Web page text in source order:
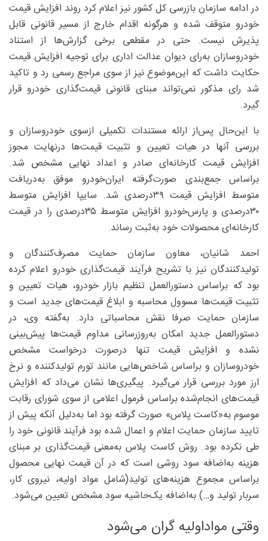
در ادامه سازمان بازرسی کل کشور نیز اعلام کرد روند افزایش قیمت
خودرو متوقف شده و هرگونه اقدام خارج از مسیر قانونی قابل
پذیرش نیست. حتی در مقطعی برخی گزارش‌ها از استناد
خودروسازان به‌رای دیوان عدالت اداری برای توجیه افزایش قیمت
حکایت داشت که این‌موضوع نیز از سوی مراجع رسمی رد و تاکید
شد رای مذکور نمی‌تواند مبنای قانونی قیمت‌گذاری خودرو قرار
گیرد.
با این‌حال پس‌از ارائه مستندات تکمیلی ازسوی خودروسازان و
بررسی آنها در هیات تعیین و تثبیت قیمت‌ها درنهایت مجوز
افزایش قیمت کارخانه‌ای صادر و اعداد نهایی مشخص شد.
براساس جمع‌بندی صورت‌گرفته ایران‌خودرو موفق به‌دریافت
متوسط افزایش قیمت ۳۹‌درصدی شد. سایپا افزایش متوسط
۳۰‌درصدی و پارس‌خودرو افزایش متوسط ۳۵‌درصدی را در قیمت
کارخانه‌ای محصولات خود به‌ثبت رساند.
احمد شانیان، معاون سازمان حمایت مصرف‌کنندگان و
تولیدکنندگان نیز با تشریح فرآیند قیمت‌گذاری خودرو اعلام کرده
بود که براساس دستورالعمل تنظیم بازار خودرو، هیات تعیین و
تثبیت قیمت‌ها مسوول محاسبه و ابلاغ قیمت‌های جدید است و
سازمان حمایت صرفا نقش محاسباتی دارد. به‌گفته وی، در
دستورالعمل جدید امکان به‌روزرسانی مداوم قیمت‌ها پیش‌بینی
نشده و افزایش قیمت تنها درصورت درخواست مشخص
خودروسازان و براساس شاخص‌هایی مانند تورم تولیدکننده و نرخ
ارز مورد بررسی قرار می‌گیرد. پیگیری‌ها نشان می‌داد که افزایش
قیمت‌های انجام‌شده براساس فرمول اعلامی از سوی شورای رقابت
موسوم به‌«کاست پلاس» صورت گرفته بود اما به‌دلیل آنکه پیش از
تایید سازمان حمایت اعلام و اعمال شده بود فرآیند قانونی خود را
طی نکرده بود. روش کاست پلاس به‌معنی قیمت‌گذاری بر مبنای
هزینه به‌اضافه سود روشی است که در آن قیمت نهایی محصول
براساس مجموع هزینه‌های تولید(شامل مواد اولیه، نیروی کار،
سربار تولید و‌…) به‌اضافه یک‌حاشیه سود مشخص تعیین می‌شود.
وقتی مواداولیه گران می‌شود